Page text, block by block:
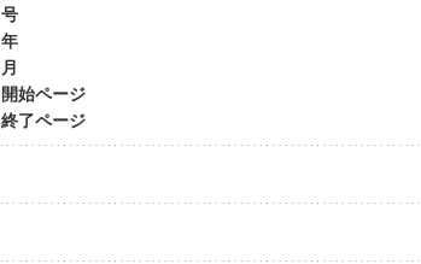
号
年
月
開始ページ
終了ページ